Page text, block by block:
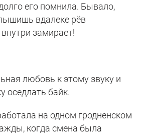
его помнила. Бывало,
вдалеке рёв
замирает!
любовь к этому звуку и
оседлать байк.
на одном гродненском
когда смена была